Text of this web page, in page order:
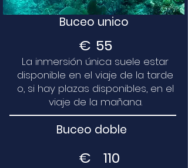
Buceo unico
€ 55
La inmersión única suele estar
disponible en el viaje de la tarde
o, si hay plazas disponibles, en el
viaje de la mañana.
Buceo doble
€ 110